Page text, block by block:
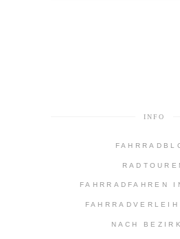
INFO
FAHRRADFAHREN
NACH